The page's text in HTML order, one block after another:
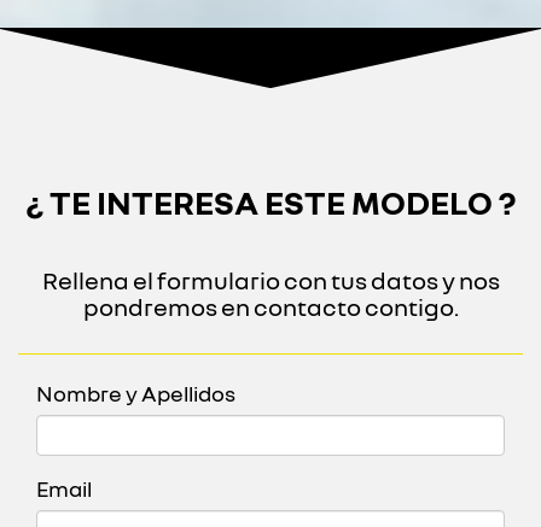
¿ TE INTERESA ESTE MODELO ?
Rellena el formulario con tus datos y nos
pondremos en contacto contigo.
Nombre y Apellidos
Email